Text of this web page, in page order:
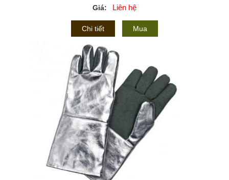
Giá: Liên hệ
Chi tiết Mua